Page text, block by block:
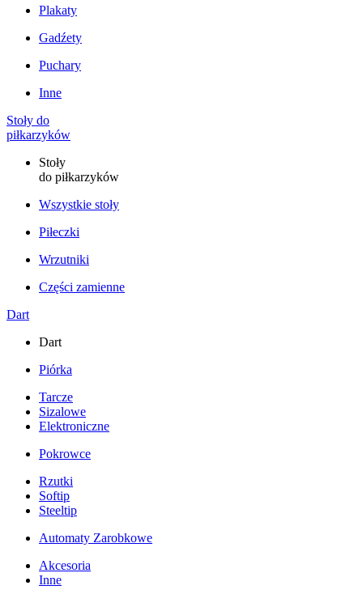
Plakaty
Gadźety
Puchary
Inne
Stoły do
piłkarzyków
Stoły
do piłkarzyków
Wszystkie stoły
Piłeczki
Wrzutniki
Części zamienne
Dart
Dart
Piórka
Tarcze
Sizalowe
Elektroniczne
Pokrowce
Rzutki
Softip
Steeltip
Automaty Zarobkowe
Akcesoria
Inne